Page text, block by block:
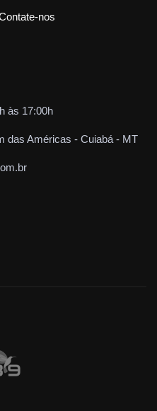
nos
às 17:00h
das Américas - Cuiabá - MT